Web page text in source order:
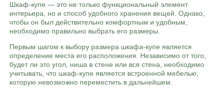
Шкаф-купе — это не только функциональный элемент
интерьера, но и способ удобного хранения вещей. Однако,
чтобы он был действительно комфортным и удобным,
необходимо правильно выбрать его размеры.
Первым шагом к выбору размера шкафа-купе является
определение места его расположения. Независимо от того,
будет ли это угол, ниша в стене или вся стена, необходимо
учитывать, что шкаф-купе является встроенной мебелью,
которую невозможно переместить в дальнейшем.